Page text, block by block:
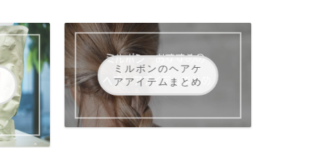
ミルボンのヘアケ
アアイテムまとめ